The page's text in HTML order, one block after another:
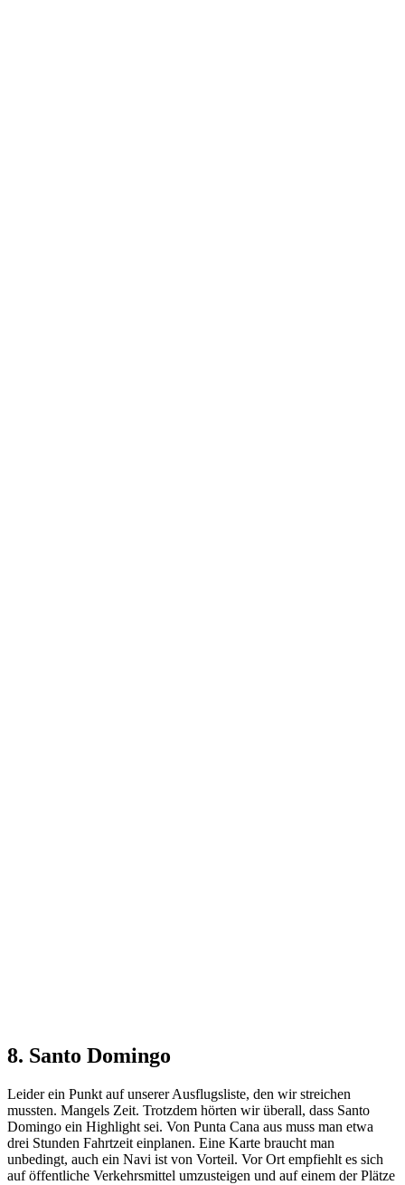
8. Santo Domingo
Leider ein Punkt auf unserer Ausflugsliste, den wir streichen
mussten. Mangels Zeit. Trotzdem hörten wir überall, dass Santo
Domingo ein Highlight sei. Von Punta Cana aus muss man etwa
drei Stunden Fahrtzeit einplanen. Eine Karte braucht man
unbedingt, auch ein Navi ist von Vorteil. Vor Ort empfiehlt es sich
auf öffentliche Verkehrsmittel umzusteigen und auf einem der Plätze